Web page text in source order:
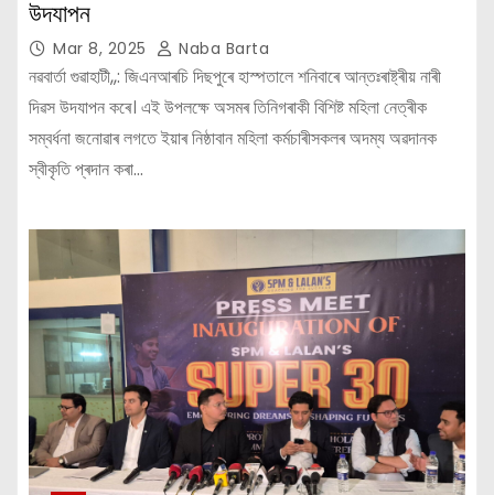
উদযাপন
Mar 8, 2025 Naba Barta
নৱবার্তা গুৱাহাটী,,: জিএনআৰচি দিছপুৰে হাস্পতালে শনিবাৰে আন্তঃৰাষ্ট্ৰীয় নাৰী
দিৱস উদযাপন কৰে। এই উপলক্ষে অসমৰ তিনিগৰাকী বিশিষ্ট মহিলা নেত্ৰীক
সম্বৰ্ধনা জনোৱাৰ লগতে ইয়াৰ নিষ্ঠাবান মহিলা কৰ্মচাৰীসকলৰ অদম্য অৱদানক
স্বীকৃতি প্ৰদান কৰা…